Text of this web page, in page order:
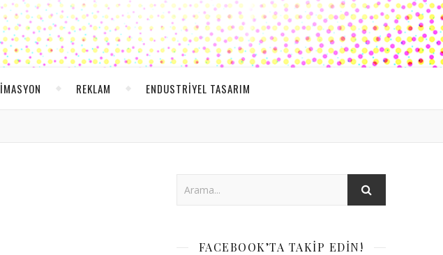
REKLAM ENDUSTRIYEL TASARIM
FACEBOOK’TA TAKIP EDIN!